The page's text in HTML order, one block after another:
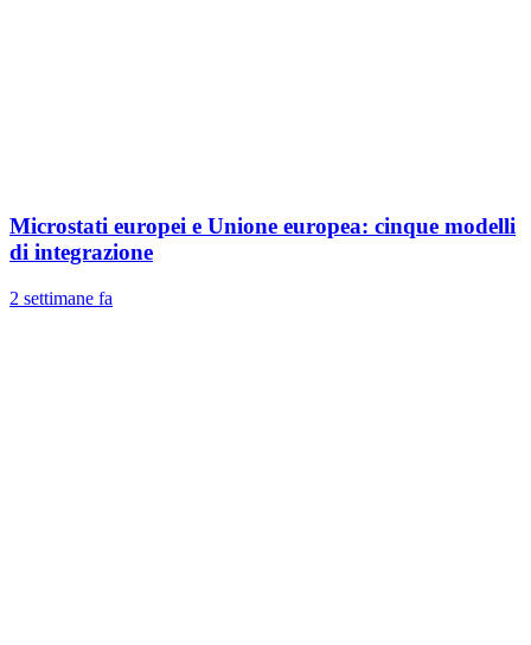
Microstati europei e Unione europea: cinque modelli
di integrazione
2 settimane fa